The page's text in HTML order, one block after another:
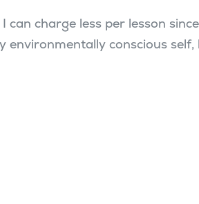
charge less per lesson
conscious